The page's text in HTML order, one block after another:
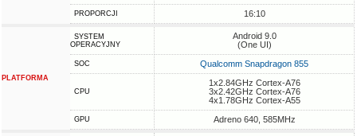
PROPORCJI 16:10
PLATFORMA
SYSTEM
OPERACYJNY
Android 9.0
(One UI)
SOC Qualcomm Snapdragon 855
CPU
1x2.84GHz Cortex-A76
3x2.42GHz Cortex-A76
4x1.78GHz Cortex-A55
GPU Adreno 640, 585MHz